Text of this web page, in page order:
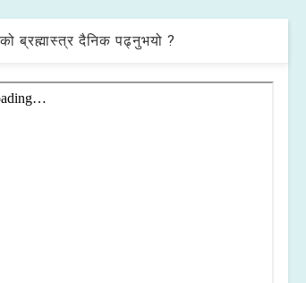
ब्रह्मास्त्र दैनिक पढ्नुभयो ?